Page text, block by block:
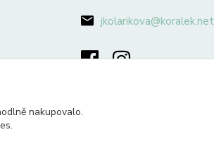
jkolarikova@koralek.net
nakupovalo.